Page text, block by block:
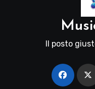
Il posto